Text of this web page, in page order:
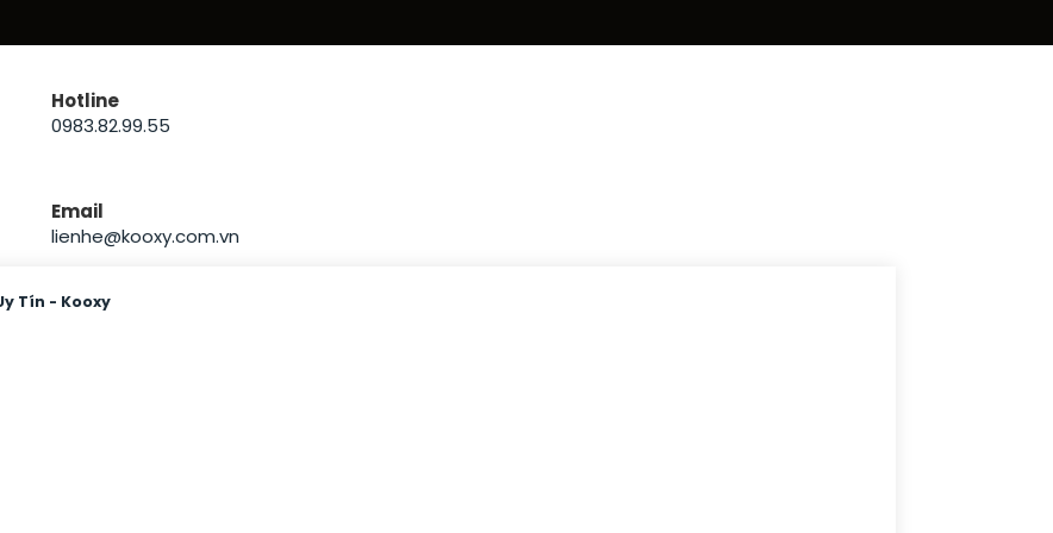
Hotline
0983.82.99.55
Email
lienhe@kooxy.com.vn